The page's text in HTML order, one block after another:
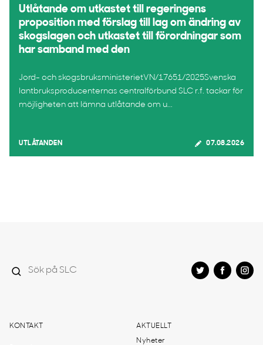
Utlåtande om utkastet till regeringens
proposition med förslag till lag om ändring av
skogslagen och utkastet till förordningar som
har samband med den
Jord- och skogsbruksministerietVN/17651/2025Svenska
lantbruksproducenternas centralförbund SLC r.f. tackar för
möjligheten att lämna utlåtande om u...
UTLÅTANDEN 07.08.2026
KONTAKT AKTUELLT
Nyheter